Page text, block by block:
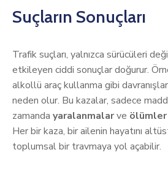
Suçların Sonuçları
Trafik suçları, yalnızca sürücüleri
etkileyen ciddi sonuçlar doğurur.
alkollü araç kullanma gibi
neden olur. Bu kazalar, sadece
zamanda yaralanmalarve ölümler
Her bir kaza, bir ailenin hayatını
toplumsal bir travmaya yol açabilir.